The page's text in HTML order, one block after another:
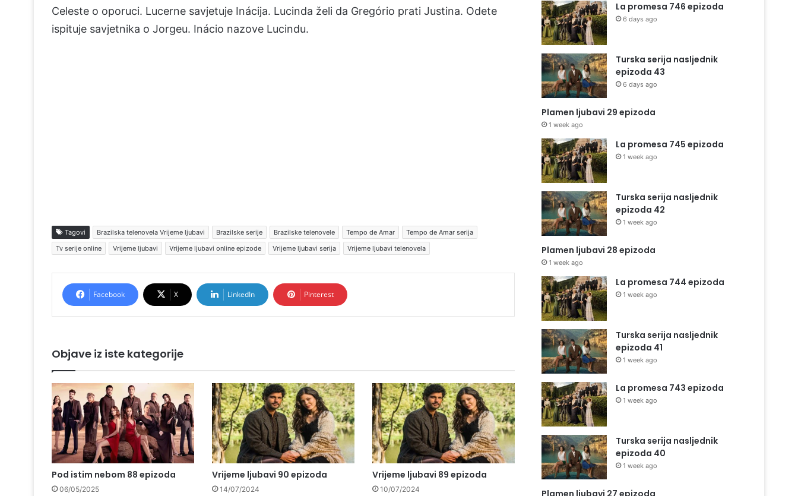
Celeste o oporuci. Lucerne savjetuje Inácija. Lucinda želi da Gregório prati Justina. Odete
ispituje savjetnika o Jorgeu. Inácio nazove Lucindu.
Tagovi Brazilska telenovela Vrijeme ljubavi Brazilske serije Brazilske telenovele Tempo de Amar
Tempo de Amar serija
Tv serije online
Vrijeme ljubavi Vrijeme ljubavi online epizode Vrijeme ljubavi serija Vrijeme ljubavi telenovela
Facebook X LinkedIn Pinterest
Objave iz iste kategorije
Pod istim nebom 88 epizoda
06/05/2025
Vrijeme ljubavi 90 epizoda
14/07/2024
Vrijeme ljubavi 89 epizoda
10/07/2024
La promesa 746 epizoda
6 days ago
Turska serija nasljednik
epizoda 43
6 days ago
Plamen ljubavi 29 epizoda
1 week ago
La promesa 745 epizoda
1 week ago
Turska serija nasljednik
epizoda 42
1 week ago
Plamen ljubavi 28 epizoda
1 week ago
La promesa 744 epizoda
1 week ago
Turska serija nasljednik
epizoda 41
1 week ago
La promesa 743 epizoda
1 week ago
Turska serija nasljednik
epizoda 40
1 week ago
Plamen ljubavi 27 epizoda